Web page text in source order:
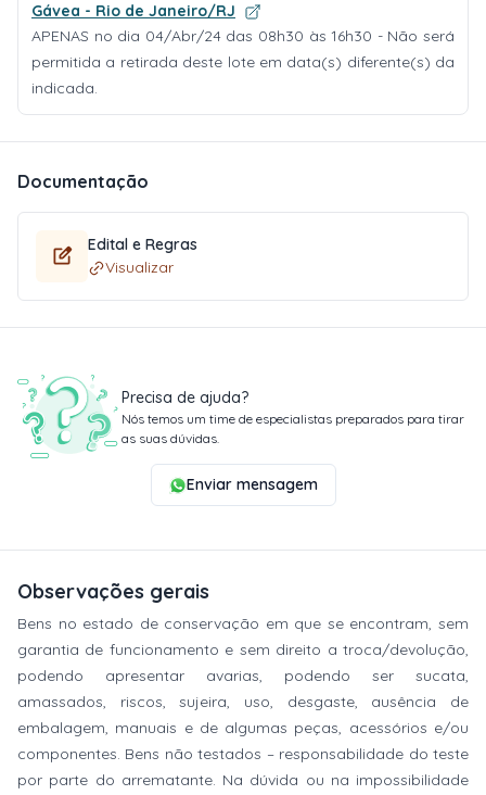
Gávea - Rio de Janeiro/RJ
APENAS no dia 04/Abr/24 das 08h30 às 16h30 - Não será
permitida a retirada deste lote em data(s) diferente(s) da
indicada.
Documentação
Edital e Regras
Visualizar
Precisa de ajuda?
Nós temos um time de especialistas preparados para tirar
as suas dúvidas.
Enviar mensagem
Observações gerais
Bens no estado de conservação em que se encontram, sem
garantia de funcionamento e sem direito a troca/devolução,
podendo apresentar avarias, podendo ser sucata,
amassados, riscos, sujeira, uso, desgaste, ausência de
embalagem, manuais e de algumas peças, acessórios e/ou
componentes. Bens não testados – responsabilidade do teste
por parte do arrematante. Na dúvida ou na impossibilidade